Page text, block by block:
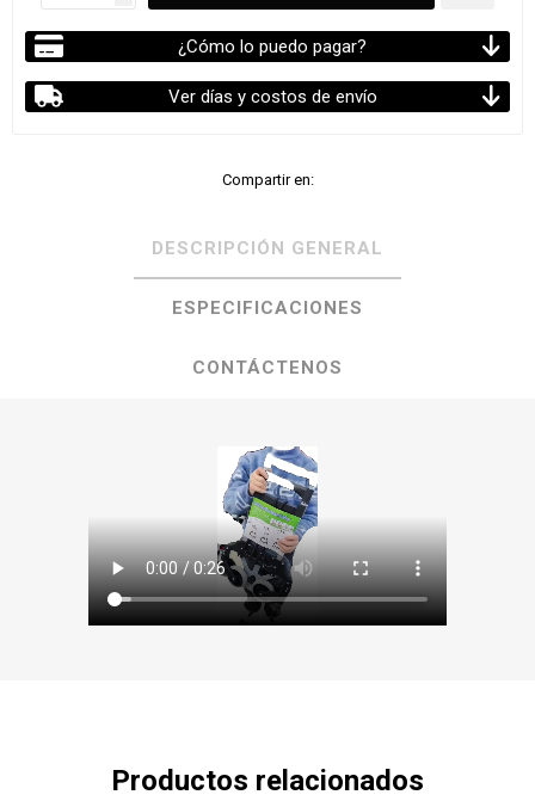
¿Cómo lo puedo pagar?
Ver días y costos de envío
Compartir en:
DESCRIPCIÓN GENERAL
ESPECIFICACIONES
CONTÁCTENOS
Productos relacionados